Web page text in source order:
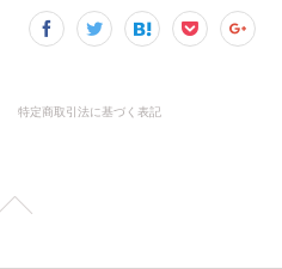
特定商取引法に基づく表記